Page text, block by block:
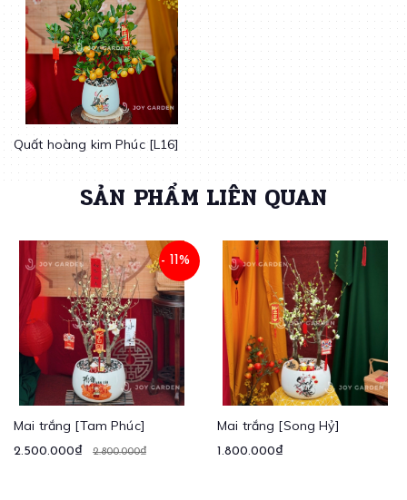
Quất hoàng kim Phúc [L16]
SẢN PHẨM LIÊN QUAN
- 11%
Mai trắng [Tam Phúc]
2.500.000₫ 2.800.000₫
Mai trắng [Song Hỷ]
1.800.000₫